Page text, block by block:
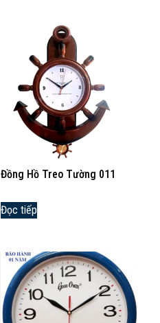
Đồng Hồ Treo Tường 011
Đọc tiếp